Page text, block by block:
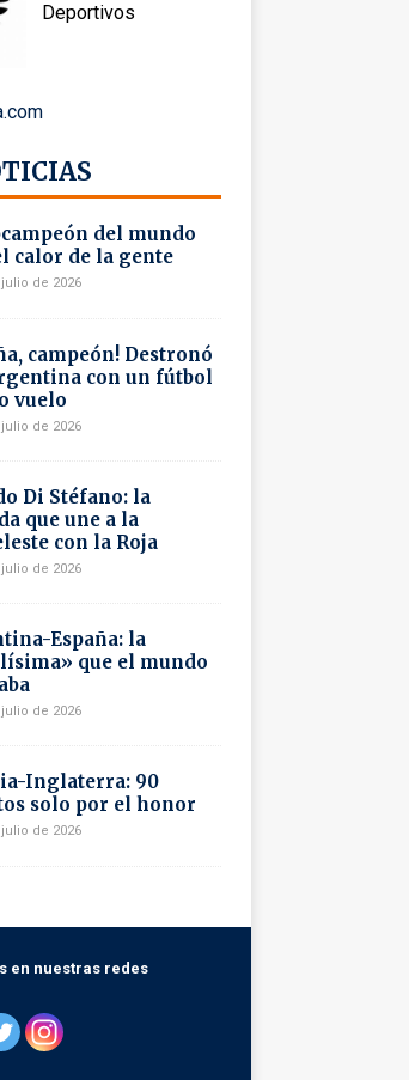
Deportivos
del mundo
calor de la gente
de 2026
campeón! Destronó
con un fútbol
vuelo
de 2026
Di Stéfano: la
que une a la
con la Roja
de 2026
España: la
que el mundo
de 2026
Inglaterra: 90
solo por el honor
de 2026
en nuestras redes